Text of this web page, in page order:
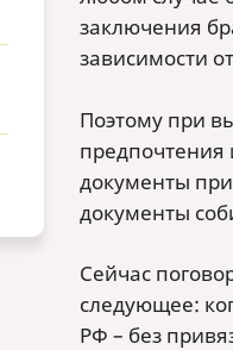
заключения
зависимости
Поэтому при
предпочтения
документы
документы
Сейчас
следующее:
РФ – без